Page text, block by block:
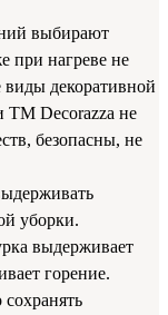
выбирают
при нагреве не
декоративной
ТМ Decorazza не
безопасны, не
уборки.
выдерживает
горение.